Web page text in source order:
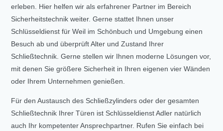
erleben. Hier helfen wir als erfahrener Partner im Bereich
Sicherheitstechnik weiter. Gerne stattet Ihnen unser
Schlüsseldienst für Weil im Schönbuch und Umgebung einen
Besuch ab und überprüft Alter und Zustand Ihrer
Schließtechnik. Gerne stellen wir Ihnen moderne Lösungen vor,
mit denen Sie größere Sicherheit in Ihren eigenen vier Wänden
oder Ihrem Unternehmen genießen.
Für den Austausch des Schließzylinders oder der gesamten
Schließtechnik Ihrer Türen ist Schlüsseldienst Adler natürlich
auch Ihr kompetenter Ansprechpartner. Rufen Sie einfach bei